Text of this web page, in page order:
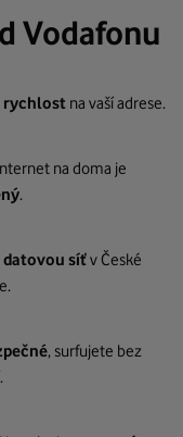
Vodafonu
rychlost na vaší adrese.
na doma je
.
datovou síťv České
, surfujete bez